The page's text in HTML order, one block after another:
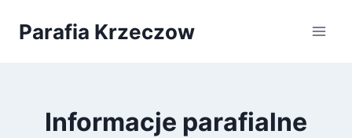
Parafia Krzeczow
Informacje parafialne